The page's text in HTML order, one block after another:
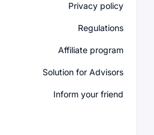
Privacy policy
Regulations
Affiliate program
Solution for Advisors
Inform your friend